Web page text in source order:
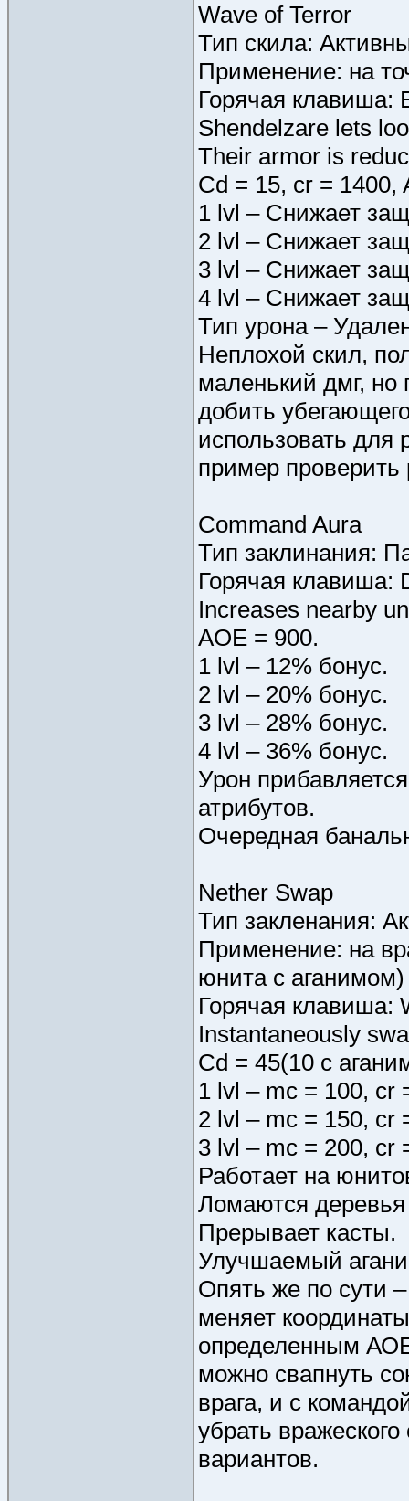
Wave of Terror
Тип скила:
Применение: на
Горячая клавиша:
Shendelzare lets
Their armor is
Cd = 15, cr = 1400,
1 lvl – Снижает
2 lvl – Снижает
3 lvl – Снижает
4 lvl – Снижает
Тип урона –
Неплохой скил,
маленький дмг,
добить
использовать для
пример проверить
Command Aura
Тип заклинания:
Горячая клавиша:
Increases nearby
AOE = 900.
1 lvl – 12% бонус.
2 lvl – 20% бонус.
3 lvl – 28% бонус.
4 lvl – 36% бонус.
Урон
атрибутов.
Очередная
Nether Swap
Тип закленания:
Применение: на
юнита с аганимом)
Горячая клавиша:
Instantaneously
Cd = 45(10 с
1 lvl – mc = 100, cr
2 lvl – mc = 150, cr
3 lvl – mc = 200, cr
Работает на
Ломаются
Прерывает касты.
Улучшаемый
Опять же по сути
меняет
определенным
можно свапнуть
врага, и с
убрать
вариантов.